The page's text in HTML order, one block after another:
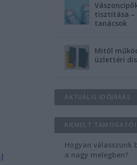
tisztítása
tanácsok
Mitől
üzlettéri
AKTUÁLIS IDŐJÁRÁS
KIEMELT
Hogyan
a nagy melegben?